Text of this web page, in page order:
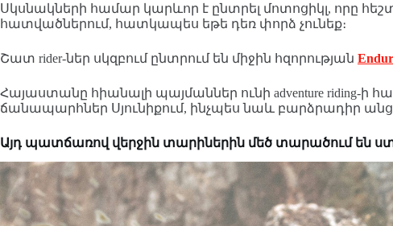
Սկսնակների համար կարևոր է ընտրել մոտոցիկլ, որը
հատվածներում, հատկապես եթե դեռ փորձ չունեք։
Շատ rider-ներ սկզբում ընտրում են միջին հզորության
Հայաստանը հիանալի պայմաններ ունի adventure riding-ի
ճանապարհներ Սյունիքում, ինչպես նաև բարձրադիր
Այդ պատճառով վերջին տարիներին մեծ տարածում են